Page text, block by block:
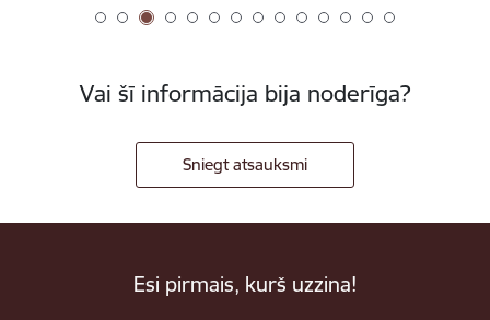
Vai šī informācija bija noderīga?
Sniegt atsauksmi
Esi pirmais, kurš uzzina!